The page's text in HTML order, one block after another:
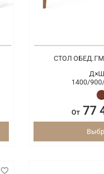
СТОЛ ОБЕД.ГМ
1400/
От77